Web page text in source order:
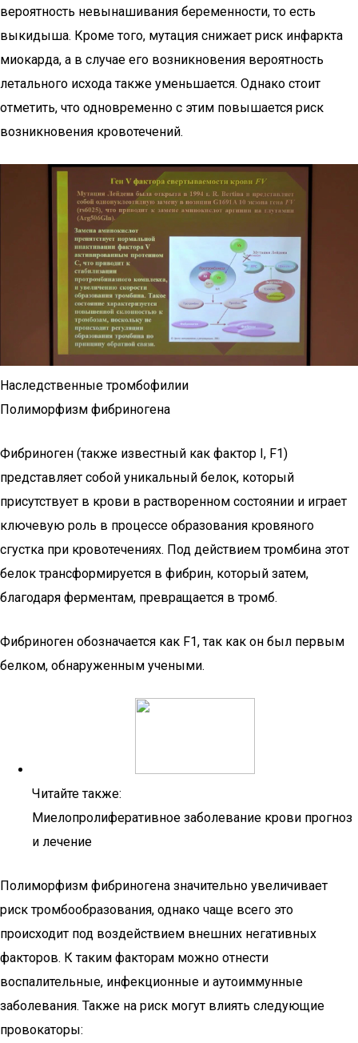
вероятность невынашивания беременности, то есть
выкидыша. Кроме того, мутация снижает риск инфаркта
миокарда, а в случае его возникновения вероятность
летального исхода также уменьшается. Однако стоит
отметить, что одновременно с этим повышается риск
возникновения кровотечений.
Наследственные тромбофилии
Полиморфизм фибриногена
Фибриноген (также известный как фактор I, F1)
представляет собой уникальный белок, который
присутствует в крови в растворенном состоянии и играет
ключевую роль в процессе образования кровяного
сгустка при кровотечениях. Под действием тромбина этот
белок трансформируется в фибрин, который затем,
благодаря ферментам, превращается в тромб.
Фибриноген обозначается как F1, так как он был первым
белком, обнаруженным учеными.
Читайте также:
Миелопролиферативное заболевание крови прогноз
и лечение
Полиморфизм фибриногена значительно увеличивает
риск тромбообразования, однако чаще всего это
происходит под воздействием внешних негативных
факторов. К таким факторам можно отнести
воспалительные, инфекционные и аутоиммунные
заболевания. Также на риск могут влиять следующие
провокаторы: